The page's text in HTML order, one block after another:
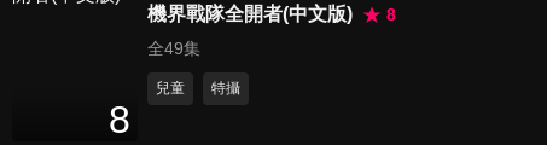
8
機界戰隊全開者(中文版)
8
全49集
兒童 特攝